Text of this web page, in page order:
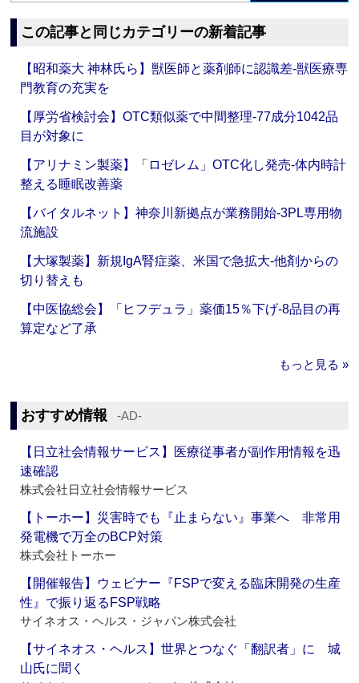
この記事と同じカテゴリーの新着記事
【昭和薬大 神林氏ら】獣医師と薬剤師に認識差‐獣医療専
門教育の充実を
【厚労省検討会】OTC類似薬で中間整理‐77成分1042品
目が対象に
【アリナミン製薬】「ロゼレム」OTC化し発売‐体内時計
整える睡眠改善薬
【バイタルネット】神奈川新拠点が業務開始‐3PL専用物
流施設
【大塚製薬】新規IgA腎症薬、米国で急拡大‐他剤からの
切り替えも
【中医協総会】「ヒフデュラ」薬価15％下げ‐8品目の再
算定など了承
もっと見る »
おすすめ情報 ‐AD‐
【日立社会情報サービス】医療従事者が副作用情報を迅
速確認
株式会社日立社会情報サービス
【トーホー】災害時でも『止まらない』事業へ 非常用
発電機で万全のBCP対策
株式会社トーホー
【開催報告】ウェビナー『FSPで変える臨床開発の生産
性』で振り返るFSP戦略
サイネオス・ヘルス・ジャパン株式会社
【サイネオス・ヘルス】世界とつなぐ「翻訳者」に 城
山氏に聞く